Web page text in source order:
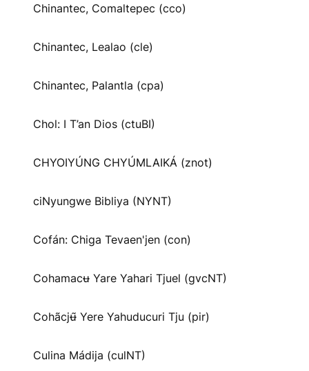
Chinantec, Comaltepec (cco)
Chinantec, Lealao (cle)
Chinantec, Palantla (cpa)
Chol: I T’an Dios (ctuBI)
CHYOIYÚNG CHYÚMLAIKÁ (znot)
ciNyungwe Bibliya (NYNT)
Cofán: Chiga Tevaen'jen (con)
Cohamacʉ Yare Yahari Tjuel (gvcNT)
Cohãcjʉ̃ Yere Yahuducuri Tju (pir)
Culina Mádija (culNT)